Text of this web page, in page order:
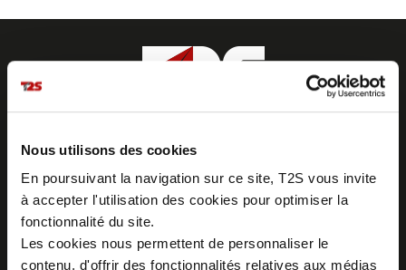
Nous utilisons des cookies
En poursuivant la navigation sur ce site, T2S vous invite
à accepter l'utilisation des cookies pour optimiser la
fonctionnalité du site.
Les cookies nous permettent de personnaliser le
contenu, d'offrir des fonctionnalités relatives aux médias
42291 SORBIERS CEDEX - France
Tél. : + 33 (0)4 77 53 05 05
Contactez-nous !
Plan d'accès